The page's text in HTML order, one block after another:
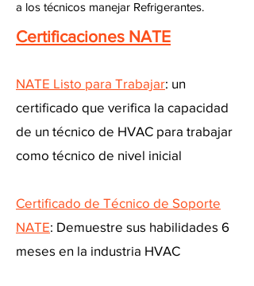
a los técnicos manejar Refrigerantes.
Certificaciones NATE
NATE Listo para Trabajar: un
certificado que verifica la capacidad
de un técnico de HVAC para trabajar
como técnico de nivel inicial
Certificado de Técnico de Soporte
NATE: Demuestre sus habilidades 6
meses en la industria HVAC